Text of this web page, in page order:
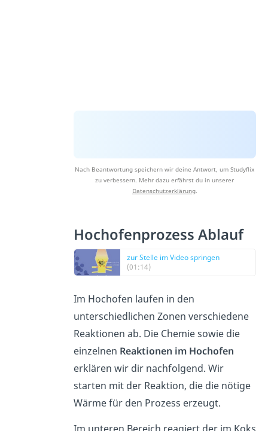
Nach Beantwortung speichern wir deine Antwort, um Studyflix
zu verbessern. Mehr dazu erfährst du in unserer
Datenschutzerklärung.
Hochofenprozess Ablauf
zur Stelle im Video springen
(01:14)
Im Hochofen laufen in den
unterschiedlichen Zonen verschiedene
Reaktionen ab. Die Chemie sowie die
einzelnen Reaktionen im Hochofen
erklären wir dir nachfolgend. Wir
starten mit der Reaktion, die die nötige
Wärme für den Prozess erzeugt.